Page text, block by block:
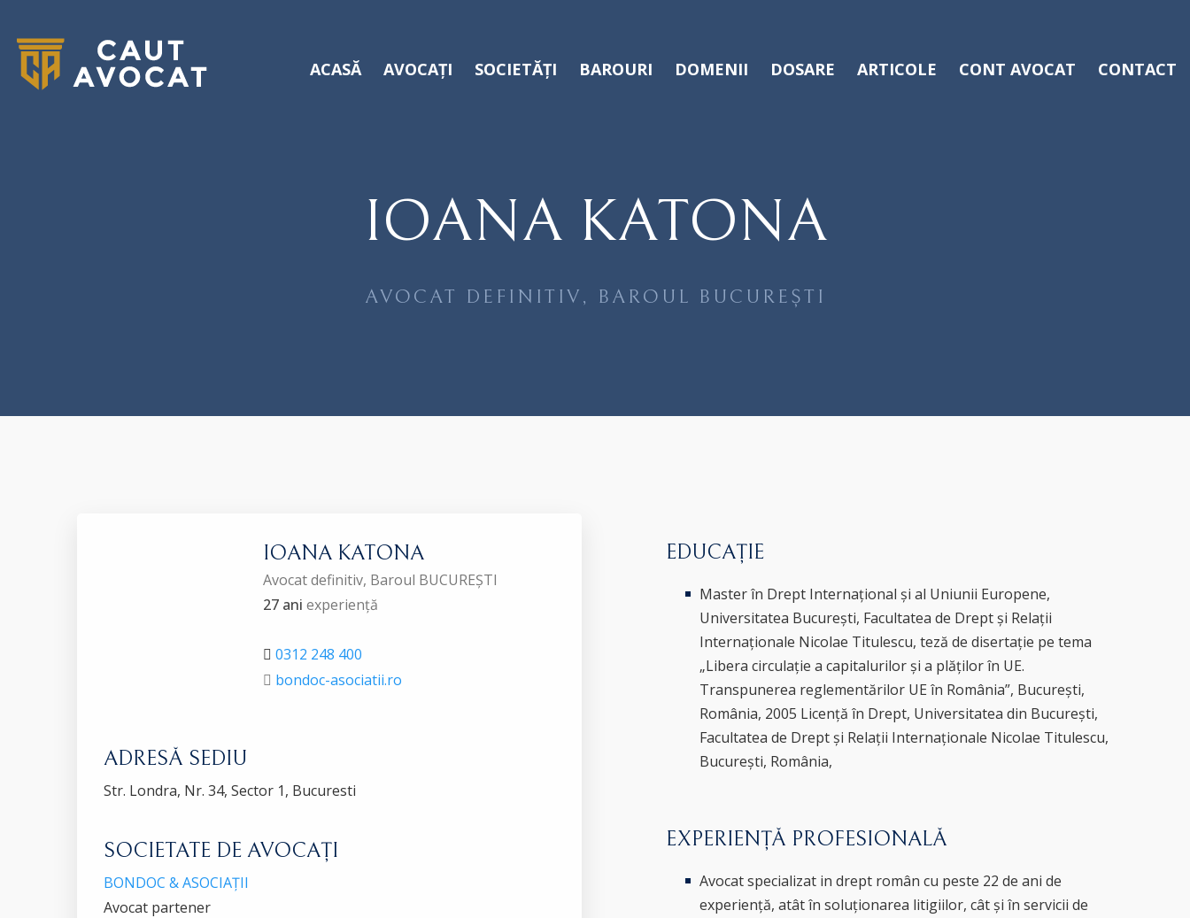
ACASĂ AVOCAȚI SOCIETĂȚI BAROURI DOMENII DOSARE ARTICOLE CONT AVOCAT CONTACT
IOANA KATONA
AVOCAT DEFINITIV, BAROUL BUCUREȘTI
IOANA KATONA
Avocat definitiv, Baroul BUCUREȘTI
27 ani experiență
0312 248 400
bondoc-asociatii.ro
ADRESĂ SEDIU
Str. Londra, Nr. 34, Sector 1, Bucuresti
SOCIETATE DE AVOCAȚI
BONDOC & ASOCIAȚII
Avocat partener
EDUCAȚIE
Master în Drept Internațional și al Uniunii Europene,
Universitatea București, Facultatea de Drept și Relații
Internaționale Nicolae Titulescu, teză de disertație pe tema
„Libera circulație a capitalurilor și a plăților în UE.
Transpunerea reglementărilor UE în România”, București,
România, 2005 Licență în Drept, Universitatea din București,
Facultatea de Drept și Relații Internaționale Nicolae Titulescu,
București, România,
EXPERIENȚĂ PROFESIONALĂ
Avocat specializat in drept român cu peste 22 de ani de
experiență, atât în soluționarea litigiilor, cât și în servicii de